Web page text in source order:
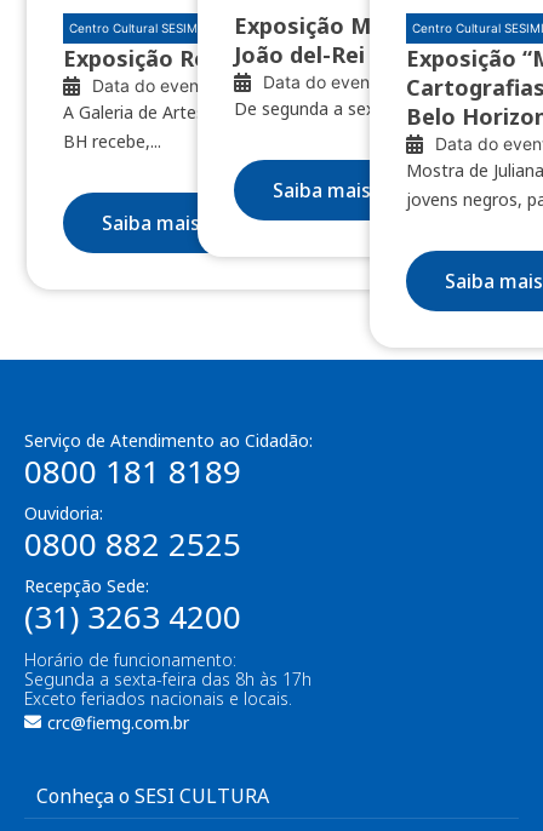
Centro Cultural SESIMINAS BH
Exposição Restos de clareúme
Data do evento: 10/07/2026
A Galeria de Artes do Centro Cultural SESIMINAS
BH recebe,...
Saiba mais
Exposição Minas das Minas
João del-Rei e Nazareno
Data do evento: 04/08/2026
De segunda a sexta, das 8h às 18h
Saiba mais
Centro Cultural
Exposição
Belo
Data do
Mostra de
jovens negros,
Saiba mais
Serviço de Atendimento ao Cidadão:
0800 181 8189
Ouvidoria:
0800 882 2525
Recepção Sede:
(31) 3263 4200
Horário de funcionamento:
Segunda a sexta-feira das 8h às 17h
Exceto feriados nacionais e locais.
crc@fiemg.com.br
Conheça o SESI CULTURA